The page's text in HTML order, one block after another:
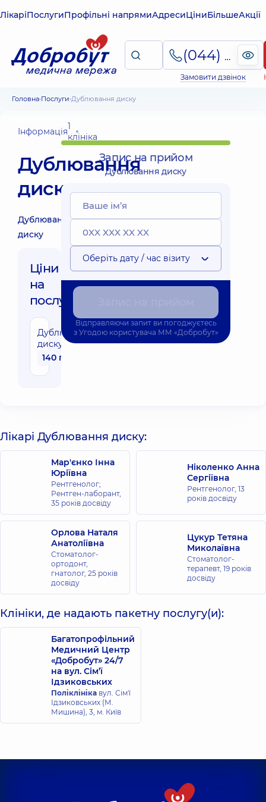
ЛікаріПослугиПрофільні напрямиАдресиЦіниБільшеАкції
(044) 495-2-888
Замовити дзвінок
Головна Послуги Дублювання диску
Інформація1
клініка
Дублювання
диску
Дублювання
диску
Ціни
на
послуги:
Дублювання
диску
140 грн
Запис на прийом
Дублювання диску
Оберіть дату / час візиту
Відправляючи запит ви погоджуєтесь
з Угодою користувача ММ «Добробут»
Лікарі Дублювання диску:
Мар'єнко Інна
Юріївна
Рентгенолог;
Рентген-лаборант,
35 років досвіду
Ніколенко Анна
Сергіївна
Рентгенолог, 13
років досвіду
Орлова Наталя
Анатоліївна
Стоматолог-
ортодонт,
гнатолог, 25 років
досвіду
Цукур Тетяна
Миколаївна
Стоматолог-
терапевт, 19 років
досвіду
Клініки, де надають пакетну послугу(и):
Багатопрофільний
Медичний Центр
«Добробут» 24/7
на вул. Сім’ї
Ідзиковських
Поліклініка вул. Сім'ї
Ідзиковських (М.
Мишина), 3, м. Київ